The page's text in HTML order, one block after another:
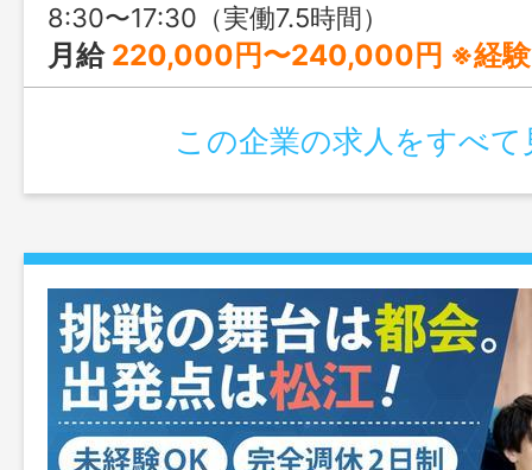
8:30〜17:30（実働7.5時間）
月給 220,000円〜240,000円 ※経験・ス
この企業の求人をすべて